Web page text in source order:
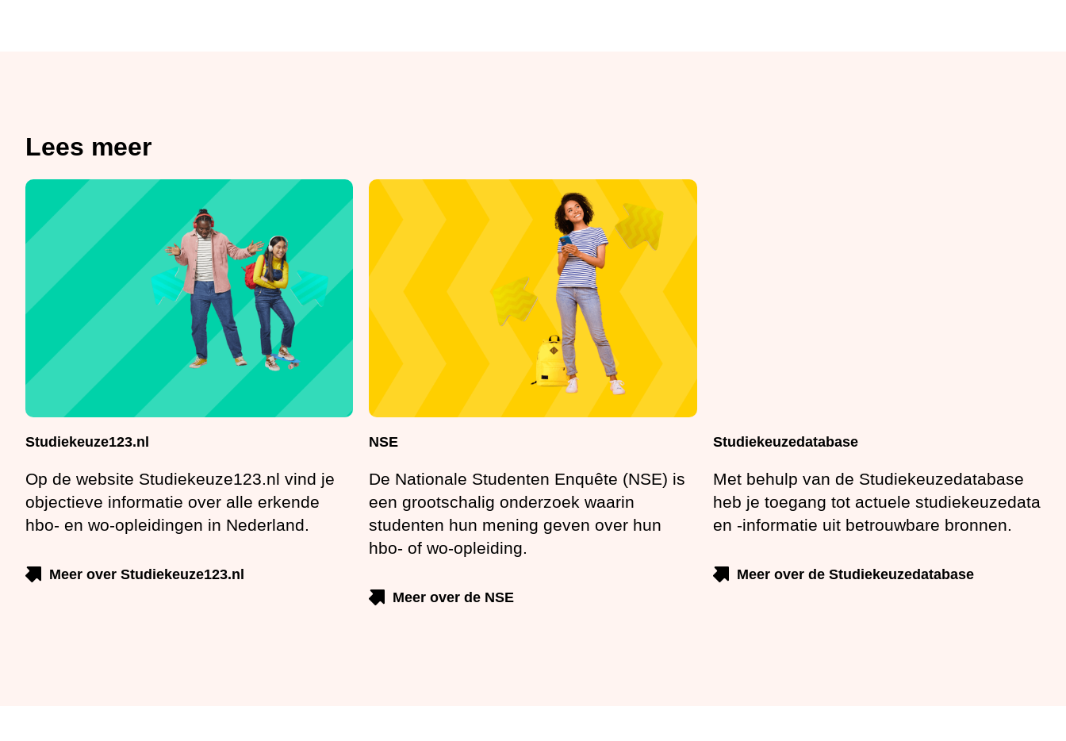
Lees meer
Studiekeuze123.nl
Op de website Studiekeuze123.nl vind je
objectieve informatie over alle erkende hbo-
en wo-opleidingen in Nederland.
Meer over Studiekeuze123.nl
NSE
De Nationale Studenten Enquête (NSE) is een
grootschalig onderzoek waarin studenten hun
mening geven over hun hbo- of wo-opleiding.
Studiekeuzedatabase
Met behulp van de Studiekeuzedatabase heb
je toegang tot actuele studiekeuzedata en -
informatie uit betrouwbare bronnen.
Meer over de Studiekeuzedatabase